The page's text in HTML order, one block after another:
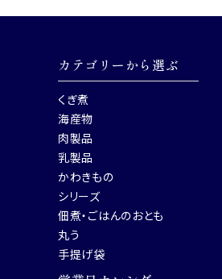
カテゴリーから選ぶ
くぎ煮
海産物
肉製品
乳製品
かわきもの
シリーズ
佃煮・ごはんのおとも
丸う
手提げ袋